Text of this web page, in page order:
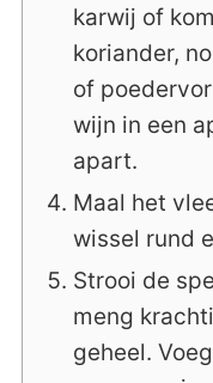
karwij of
koriander,
of
wijn in een
apart.
Maal het
wissel rund
Strooi de
meng
geheel.